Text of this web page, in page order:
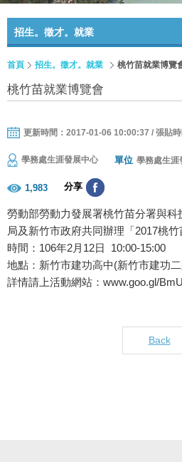
招生。徵才。就業
首頁 招生。徵才。就業 桃竹苗就業博覽
桃竹苗就業博覽會
更新時間：2017-01-06 10:00:37 / 張貼
學務處生涯發展中心 單位 學務處生涯
1,983 分享
勞動部勞動力發展署桃竹苗分署與
局及新竹市政府共同辦理「2017桃竹
時間：106年2月12日 10:00-15:00
地點：新竹市建功高中(新竹市建功
詳情請上活動網站： www.goo.gl/
Back